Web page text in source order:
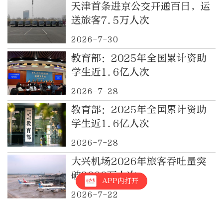
天津首条进京公交开通百日，运
送旅客7.5万人次
2026-7-30
教育部：2025年全国累计资助
学生近1.6亿人次
2026-7-28
教育部：2025年全国累计资助
学生近1.6亿人次
2026-7-28
大兴机场2026年旅客吞吐量突
破3000万人次
2026-7-22
APP内打开